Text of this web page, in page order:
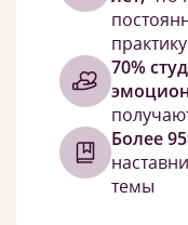
70%
Более
темы